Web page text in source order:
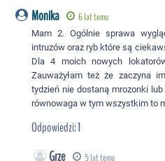
Monika 6 lat temu
Mam 2. Ogólnie sprawa
intruzów oraz ryb które są
Dla 4 moich nowych
Zauważyłam też że zaczyna
tydzień nie dostaną mrozonki
równowaga w tym wszystkim to
Odpowiedzi:1
Grze 5 lat temu